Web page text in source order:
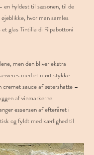
en hyldest til sæsonen, til de
hvor man samles
glas Tintilia di Ripabottoni
men den bliver ekstra
med et mørt stykke
cremet sauce af østershatte –
af vinmarkerne.
essensen af efteråret i
og fyldt med kærlighed til